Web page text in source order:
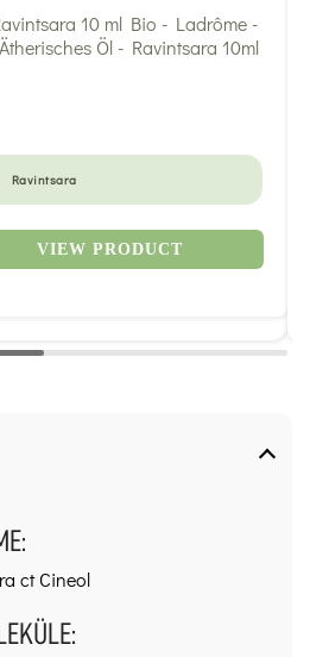
ct Cineol
Ravintsara
VIEW PRODUCT